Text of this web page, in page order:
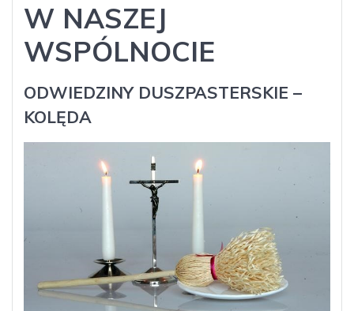
W NASZEJ
WSPÓLNOCIE
ODWIEDZINY DUSZPASTERSKIE –
KOLĘDA